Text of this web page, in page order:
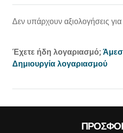
Δεν υπάρχουν αξιολογήσεις
Έχετε ήδη λογαριασμό;
Δημιουργία λογαριασμού